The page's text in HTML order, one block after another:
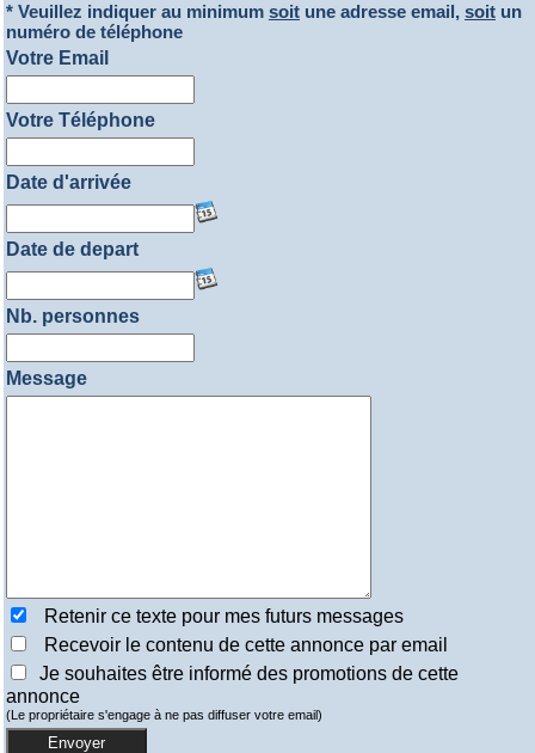
* Veuillez indiquer au minimum soit une adresse email, soit un
numéro de téléphone
Votre Email
Votre Téléphone
Date d'arrivée
Date de depart
Nb. personnes
Message
Retenir ce texte pour mes futurs messages
Recevoir le contenu de cette annonce par email
Je souhaites être informé des promotions de cette
annonce
(Le propriétaire s'engage à ne pas diffuser votre email)